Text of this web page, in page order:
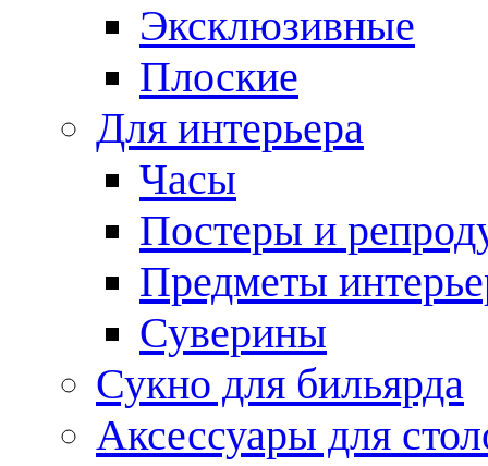
Эксклюзивные
Плоские
Для интерьера
Часы
Постеры и
Предметы
Суверины
Сукно для бильярда
Аксессуары для